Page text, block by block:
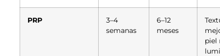
PRP
3–4
semanas
6–12
meses
piel